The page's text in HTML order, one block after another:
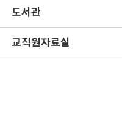
도서관
교직원자료실